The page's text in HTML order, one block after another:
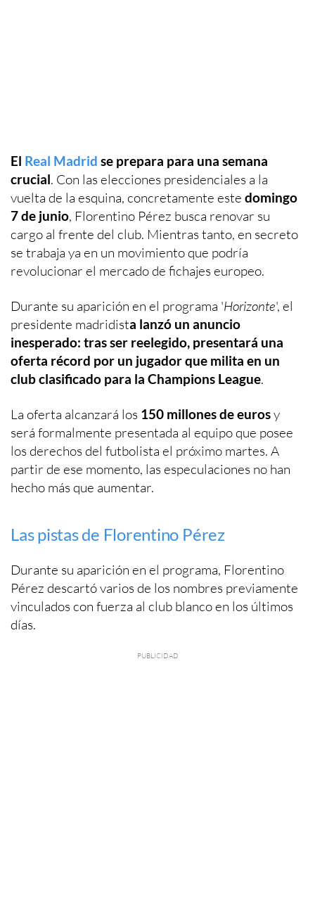
El Real Madrid se prepara para una semana
crucial. Con las elecciones presidenciales a la
vuelta de la esquina, concretamente este domingo
7 de junio, Florentino Pérez busca renovar su
cargo al frente del club. Mientras tanto, en secreto
se trabaja ya en un movimiento que podría
revolucionar el mercado de fichajes europeo.
Durante su aparición en el programa 'Horizonte', el
presidente madridista lanzó un anuncio
inesperado: tras ser reelegido, presentará una
oferta récord por un jugador que milita en un
club clasificado para la Champions League.
La oferta alcanzará los 150 millones de eurosy
será formalmente presentada al equipo que posee
los derechos del futbolista el próximo martes. A
partir de ese momento, las especulaciones no han
hecho más que aumentar.
Las pistas de Florentino Pérez
Durante su aparición en el programa, Florentino
Pérez descartó varios de los nombres previamente
vinculados con fuerza al club blanco en los últimos
días.